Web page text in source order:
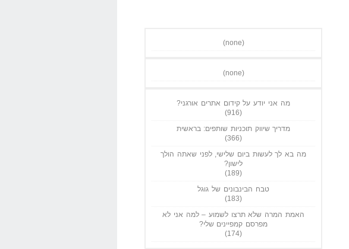
(none)
(none)
מה אני יודע על קידום אתרים אורגני?
(916)
מדריך שיווק תוכניות שותפים: בראשית
(366)
מה בא לך לעשות ביום שלישי, לפני שאתה הולך
לישון?
(189)
טבח הבינבונים של גוגל
(183)
האמת המרה שלא תרצו לשמוע – למה אני לא
מפרסם קמפיינים שלי?
(174)